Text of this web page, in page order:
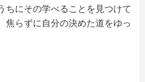
ちにその学べることを見つけて
焦らずに自分の決めた道をゆっ